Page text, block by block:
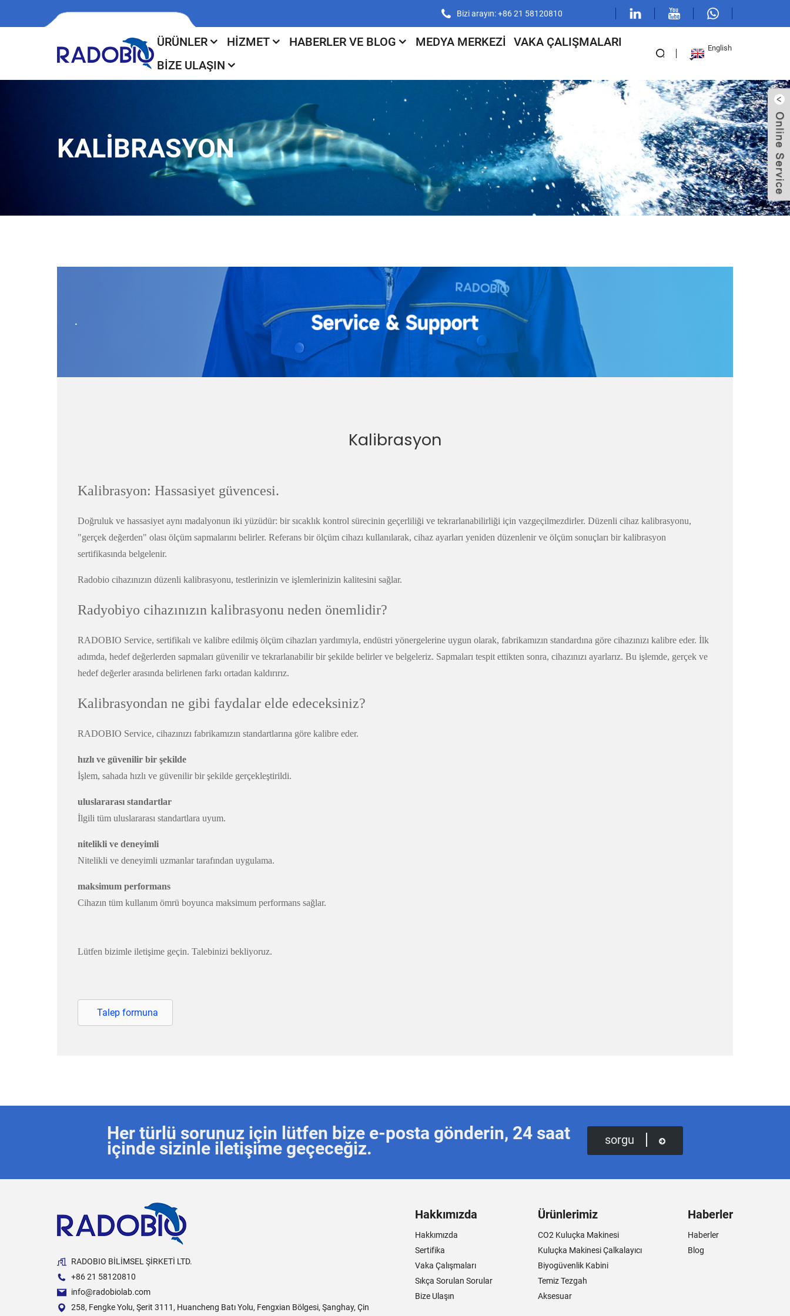
Bizi arayın: +86 21 58120810
ÜRÜNLER HIZMET HABERLER VE BLOG MEDYA MERKEZI
VAKA ÇALIŞMALARI
BIZE ULAŞIN
English
KALIBRASYON
.
Kalibrasyon
Kalibrasyon: Hassasiyet güvencesi.
Doğruluk ve hassasiyet aynı madalyonun iki yüzüdür: bir sıcaklık kontrol sürecinin geçerliliği ve tekrarlanabilirliği için vazgeçilmezdirler. Düzenli cihaz kalibrasyonu,
"gerçek değerden" olası ölçüm sapmalarını belirler. Referans bir ölçüm cihazı kullanılarak, cihaz ayarları yeniden düzenlenir ve ölçüm sonuçları bir kalibrasyon
sertifikasında belgelenir.
Radobio cihazınızın düzenli kalibrasyonu, testlerinizin ve işlemlerinizin kalitesini sağlar.
Radyobiyo cihazınızın kalibrasyonu neden önemlidir?
RADOBIO Service, sertifikalı ve kalibre edilmiş ölçüm cihazları yardımıyla, endüstri yönergelerine uygun olarak, fabrikamızın standardına göre cihazınızı kalibre eder. İlk
adımda, hedef değerlerden sapmaları güvenilir ve tekrarlanabilir bir şekilde belirler ve belgeleriz. Sapmaları tespit ettikten sonra, cihazınızı ayarlarız. Bu işlemde, gerçek ve
hedef değerler arasında belirlenen farkı ortadan kaldırırız.
Kalibrasyondan ne gibi faydalar elde edeceksiniz?
RADOBIO Service, cihazınızı fabrikamızın standartlarına göre kalibre eder.
hızlı ve güvenilir bir şekilde
İşlem, sahada hızlı ve güvenilir bir şekilde gerçekleştirildi.
uluslararası standartlar
İlgili tüm uluslararası standartlara uyum.
nitelikli ve deneyimli
Nitelikli ve deneyimli uzmanlar tarafından uygulama.
maksimum performans
Cihazın tüm kullanım ömrü boyunca maksimum performans sağlar.
Lütfen bizimle iletişime geçin. Talebinizi bekliyoruz.
Talep formuna
Her türlü sorunuz için lütfen bize e-posta gönderin, 24 saat
içinde sizinle iletişime geçeceğiz. sorgu
RADOBIO BİLİMSEL ŞİRKETİ LTD.
+86 21 58120810
info@radobiolab.com
258, Fengke Yolu, Şerit 3111, Huancheng Batı Yolu, Fengxian Bölgesi, Şanghay, Çin
Hakkımızda
Hakkımızda
Sertifika
Vaka Çalışmaları
Sıkça Sorulan Sorular
Bize Ulaşın
Ürünlerimiz
CO2 Kuluçka Makinesi
Kuluçka Makinesi Çalkalayıcı
Biyogüvenlik Kabini
Temiz Tezgah
Aksesuar
Haberler
Haberler
Blog